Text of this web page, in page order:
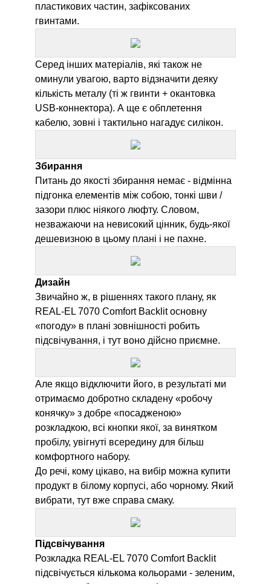
пластикових частин, зафіксованих
гвинтами.
Серед інших матеріалів, які також не
оминули увагою, варто відзначити деяку
кількість металу (ті ж гвинти + окантовка
USB-коннектора). А ще є обплетення
кабелю, зовні і тактильно нагадує силікон.
Збирання
Питань до якості збирання немає - відмінна
підгонка елементів між собою, тонкі шви /
зазори плюс ніякого люфту. Словом,
незважаючи на невисокий цінник, будь-якої
дешевизною в цьому плані і не пахне.
Дизайн
Звичайно ж, в рішеннях такого плану, як
REAL-EL 7070 Comfort Backlitосновну
«погоду» в плані зовнішності робить
підсвічування, і тут воно дійсно приємне.
Але якщо відключити його, в результаті ми
отримаємо добротно складену «робочу
конячку» з добре «посадженою»
розкладкою, всі кнопки якої, за винятком
пробілу, увігнуті всередину для більш
комфортного набору.
До речі, кому цікаво, на вибір можна купити
продукт в білому корпусі, або чорному. Який
вибрати, тут вже справа смаку.
Підсвічування
Розкладка REAL-EL 7070 Comfort Backlit
підсвічується кількома кольорами - зеленим,